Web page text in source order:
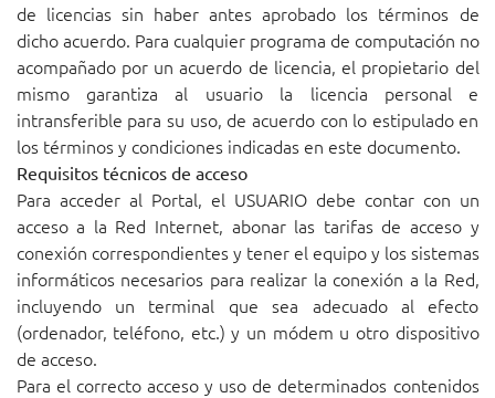
de licencias sin haber antes aprobado los términos de
dicho acuerdo. Para cualquier programa de computación no
acompañado por un acuerdo de licencia, el propietario del
mismo garantiza al usuario la licencia personal e
intransferible para su uso, de acuerdo con lo estipulado en
los términos y condiciones indicadas en este documento.
Requisitos técnicos de acceso
Para acceder al Portal, el USUARIO debe contar con un
acceso a la Red Internet, abonar las tarifas de acceso y
conexión correspondientes y tener el equipo y los sistemas
informáticos necesarios para realizar la conexión a la Red,
incluyendo un terminal que sea adecuado al efecto
(ordenador, teléfono, etc.) y un módem u otro dispositivo
de acceso.
Para el correcto acceso y uso de determinados contenidos